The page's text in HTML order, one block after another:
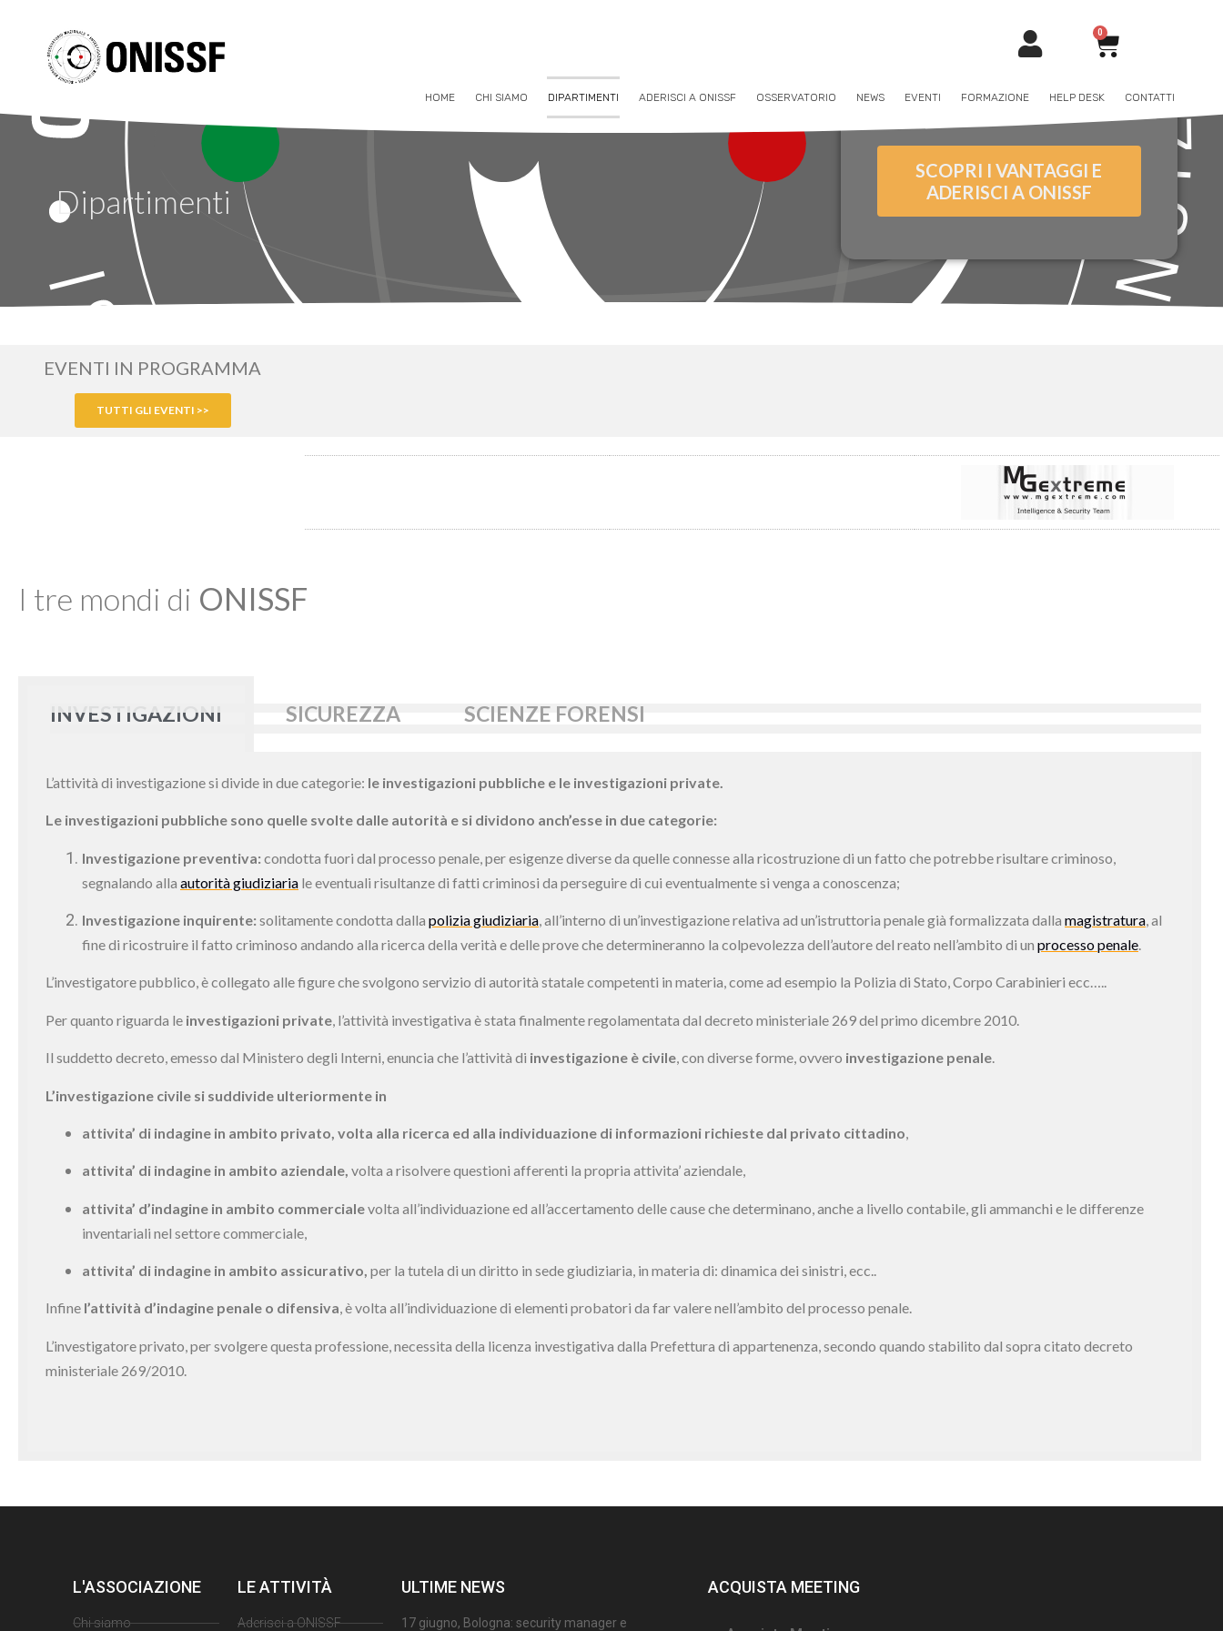
0
HOME CHI SIAMO DIPARTIMENTI ADERISCI A ONISSF OSSERVATORIO NEWS EVENTI FORMAZIONE HELP DESK CONTATTI
Dipartimenti
SCOPRI I VANTAGGI E
ADERISCI A ONISSF
EVENTI IN PROGRAMMA
TUTTI GLI EVENTI >>
I tre mondi di ONISSF
INVESTIGAZIONI SICUREZZA SCIENZE FORENSI
L’attività di investigazione si divide in due categorie: le investigazioni pubbliche e le investigazioni private.
Le investigazioni pubbliche sono quelle svolte dalle autorità e si dividono anch’esse in due categorie:
Investigazione preventiva: condotta fuori dal processo penale, per esigenze diverse da quelle connesse alla ricostruzione di un fatto che potrebbe risultare criminoso,
segnalando alla autorità giudiziaria le eventuali risultanze di fatti criminosi da perseguire di cui eventualmente si venga a conoscenza;
Investigazione inquirente: solitamente condotta dalla polizia giudiziaria, all’interno di un’investigazione relativa ad un’istruttoria penale già formalizzata dalla magistratura, al
fine di ricostruire il fatto criminoso andando alla ricerca della verità e delle prove che determineranno la colpevolezza dell’autore del reato nell’ambito di un processo penale.
L’investigatore pubblico, è collegato alle figure che svolgono servizio di autorità statale competenti in materia, come ad esempio la Polizia di Stato, Corpo Carabinieri ecc…..
Per quanto riguarda le investigazioni private , l’attività investigativa è stata finalmente regolamentata dal decreto ministeriale 269 del primo dicembre 2010.
Il suddetto decreto, emesso dal Ministero degli Interni, enuncia che l’attività di investigazione è civile, con diverse forme, ovvero investigazione penale.
L’investigazione civile si suddivide ulteriormente in
attivita’ di indagine in ambito privato, volta alla ricerca ed alla individuazione di informazioni richieste dal privato cittadino,
attivita’ di indagine in ambito aziendale, volta a risolvere questioni afferenti la propria attivita’ aziendale,
attivita’ d’indagine in ambito commercialevolta all’individuazione ed all’accertamento delle cause che determinano, anche a livello contabile, gli ammanchi e le differenze
inventariali nel settore commerciale,
attivita’ di indagine in ambito assicurativo, per la tutela di un diritto in sede giudiziaria, in materia di: dinamica dei sinistri, ecc..
Infine l’attività d’indagine penale o difensiva, è volta all’individuazione di elementi probatori da far valere nell’ambito del processo penale.
L’investigatore privato, per svolgere questa professione, necessita della licenza investigativa dalla Prefettura di appartenenza, secondo quando stabilito dal sopra citato decreto
ministeriale 269/2010.
L'ASSOCIAZIONE
Chi siamo
LE ATTIVITÀ
Aderisci a ONISSF
ULTIME NEWS
17 giugno, Bologna: security manager e
ACQUISTA MEETING